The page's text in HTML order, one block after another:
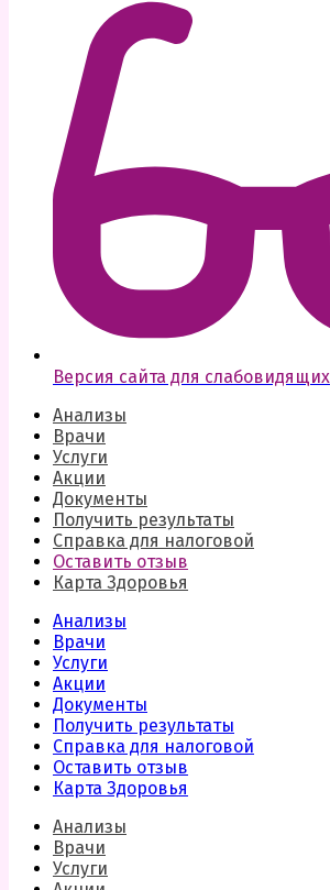
Версия сайта для слабовидящих
Анализы
Врачи
Услуги
Акции
Документы
Получить результаты
Справка для налоговой
Оставить отзыв
Карта Здоровья
Анализы
Врачи
Услуги
Акции
Документы
Получить результаты
Справка для налоговой
Оставить отзыв
Карта Здоровья
Анализы
Врачи
Услуги